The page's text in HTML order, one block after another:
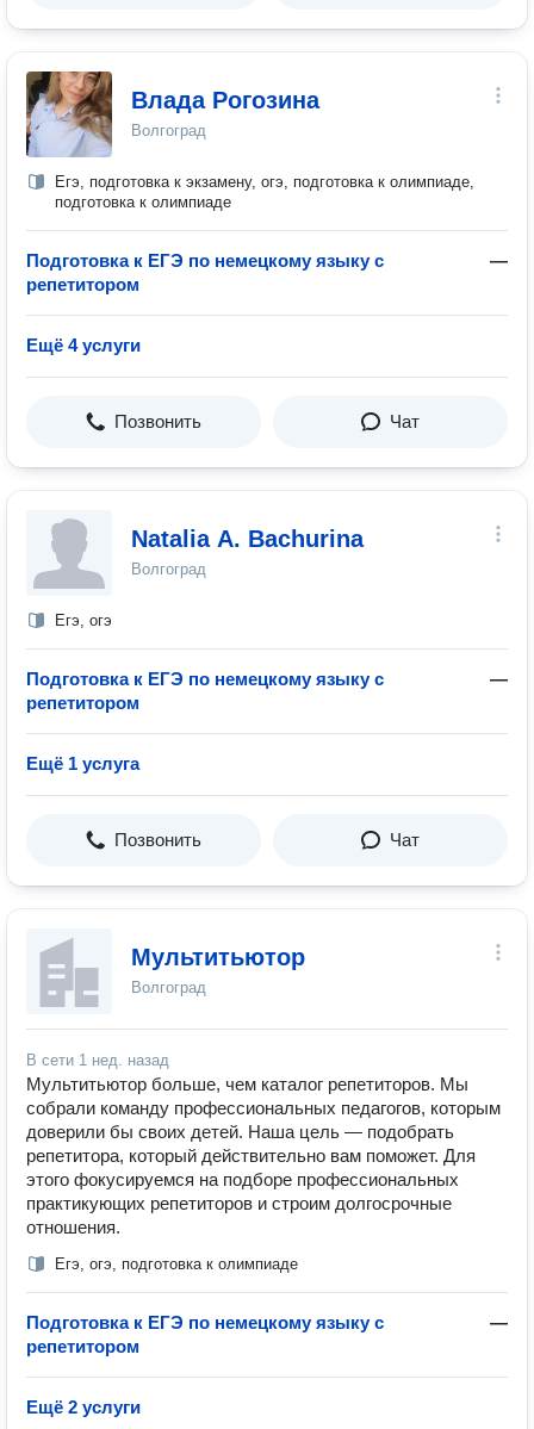
Влада Рогозина
Волгоград
Егэ, подготовка к экзамену, огэ, подготовка к олимпиаде,
подготовка к олимпиаде
Подготовка к ЕГЭ по немецкому языку с
репетитором
—
Ещё 4 услуги
Позвонить Чат
Natalia A. Bachurina
Волгоград
Егэ, огэ
Подготовка к ЕГЭ по немецкому языку с
репетитором
—
Ещё 1 услуга
Позвонить Чат
Мультитьютор
Волгоград
В сети 1 нед. назад
Мультитьютор больше, чем каталог репетиторов. Мы
собрали команду профессиональных педагогов, которым
доверили бы своих детей. Наша цель — подобрать
репетитора, который действительно вам поможет. Для
этого фокусируемся на подборе профессиональных
практикующих репетиторов и строим долгосрочные
отношения.
Егэ, огэ, подготовка к олимпиаде
Подготовка к ЕГЭ по немецкому языку с
репетитором
—
Ещё 2 услуги